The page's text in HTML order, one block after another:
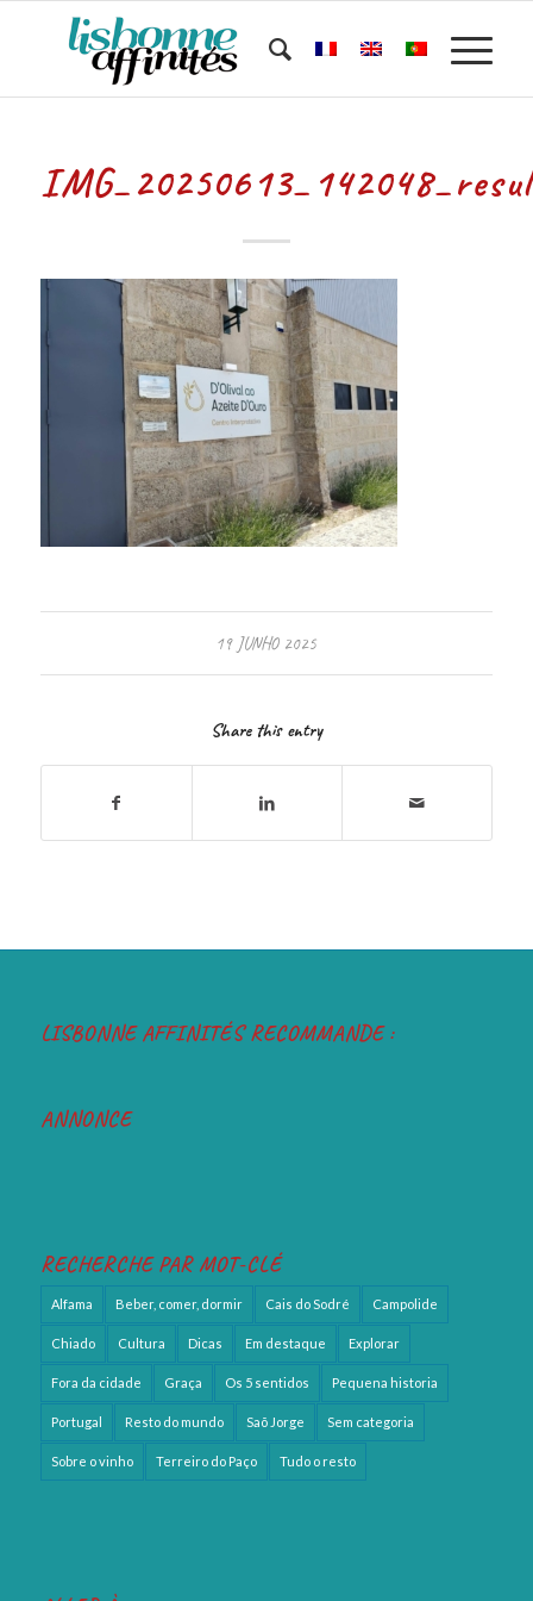
19 JUNHO 2025
Share this entry
LISBONNE AFFINITÉS RECOMMANDE :
ANNONCE
RECHERCHE PAR MOT-CLÉ
Alfama Beber, comer, dormir Cais do Sodré Campolide
Chiado Cultura Dicas Em destaque Explorar
Fora da cidade Graça Os 5 sentidos Pequena historia
Portugal Resto do mundo Saõ Jorge Sem categoria
Sobre o vinho Terreiro do Paço Tudo o resto